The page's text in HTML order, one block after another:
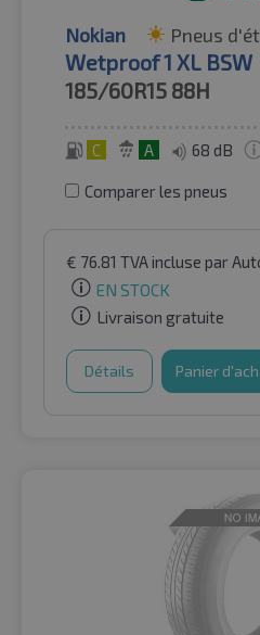
Nokian Pneus
Wetproof 1 XL BSW
185/60R15 88H
C A 68 dB
Comparer les pneus
€ 76.81 TVA incluse par
EN STOCK
Livraison gratuite
Détails Panier